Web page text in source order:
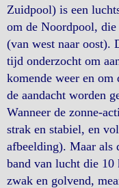
Zuidpool) is een
om de Noordpool,
(van west naar oost).
tijd onderzocht om
komende weer en om
de aandacht worden
Wanneer de zonne-
strak en stabiel, en
afbeelding). Maar als
band van lucht die 10
zwak en golvend,